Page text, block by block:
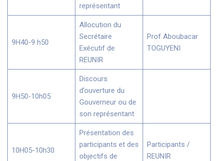
représentant
9H40-9 h50
Allocution du
Secrétaire
Exécutif de
REUNIR
Prof Aboubacar
TOGUYENI
9H50-10h05
Discours
d’ouverture du
Gouverneur ou de
son représentant
10H05-10h30
Présentation des
participants et des
objectifs de
Participants /
REUNIR